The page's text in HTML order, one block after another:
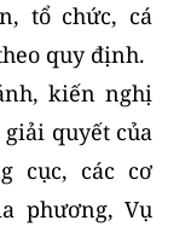
tổ chức, cá
quy định.
kiến nghị
quyết của
cục, các cơ
phương, Vụ